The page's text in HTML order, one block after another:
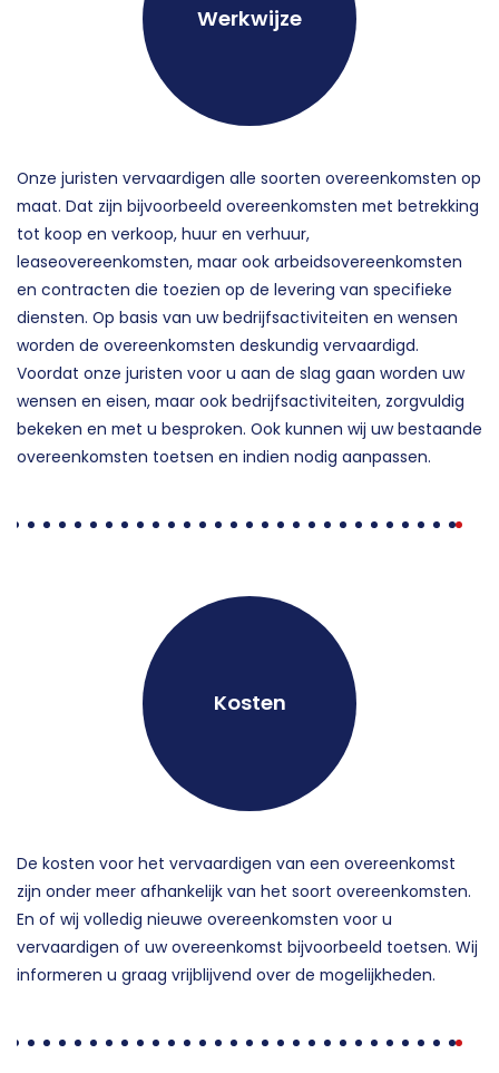
Werkwijze
Onze juristen vervaardigen alle soorten overeenkomsten op
maat. Dat zijn bijvoorbeeld overeenkomsten met betrekking
tot koop en verkoop, huur en verhuur,
leaseovereenkomsten, maar ook arbeidsovereenkomsten
en contracten die toezien op de levering van specifieke
diensten. Op basis van uw bedrijfsactiviteiten en wensen
worden de overeenkomsten deskundig vervaardigd.
Voordat onze juristen voor u aan de slag gaan worden uw
wensen en eisen, maar ook bedrijfsactiviteiten, zorgvuldig
bekeken en met u besproken. Ook kunnen wij uw bestaande
overeenkomsten toetsen en indien nodig aanpassen.
Kosten
De kosten voor het vervaardigen van een overeenkomst
zijn onder meer afhankelijk van het soort overeenkomsten.
En of wij volledig nieuwe overeenkomsten voor u
vervaardigen of uw overeenkomst bijvoorbeeld toetsen. Wij
informeren u graag vrijblijvend over de mogelijkheden.